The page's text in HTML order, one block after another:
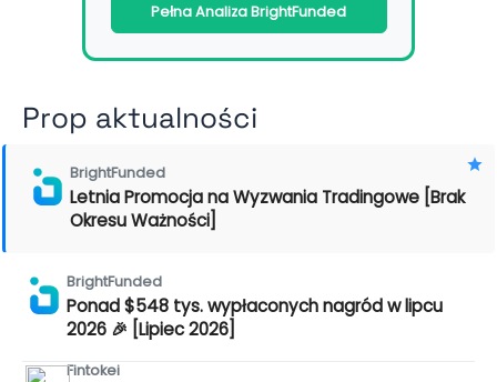
Pełna Analiza BrightFunded
Prop aktualności
BrightFunded
Letnia Promocja na Wyzwania Tradingowe [Brak
Okresu Ważności]
BrightFunded
Ponad $548 tys. wypłaconych nagród w lipcu
2026 🎉 [Lipiec 2026]
Fintokei